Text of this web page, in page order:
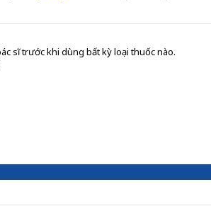
sĩ trước khi dùng bất kỳ loại thuốc nào.